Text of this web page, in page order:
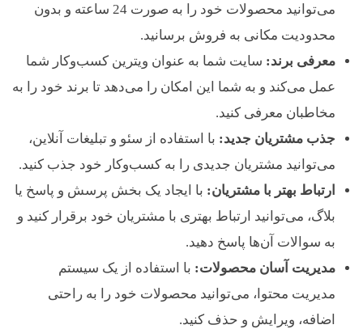
ن
:
ی
می‌توانید محصولات خود را به صورت 24 ساعته و بدون
محدودیت مکانی به فروش برسانید.
معرفی برند: سایت شما به عنوان ویترین کسب‌وکار شما
عمل می‌کند و به شما این امکان را می‌دهد تا برند خود را به
مخاطبان معرفی کنید.
جذب مشتریان جدید: با استفاده از سئو و تبلیغات آنلاین،
می‌توانید مشتریان جدیدی را به کسب‌وکار خود جذب کنید.
ارتباط بهتر با مشتریان: با ایجاد یک بخش پرسش و پاسخ یا
بلاگ، می‌توانید ارتباط بهتری با مشتریان خود برقرار کنید و
به سوالات آن‌ها پاسخ دهید.
مدیریت آسان محصولات: با استفاده از یک سیستم
مدیریت محتوا، می‌توانید محصولات خود را به راحتی
اضافه، ویرایش و حذف کنید.